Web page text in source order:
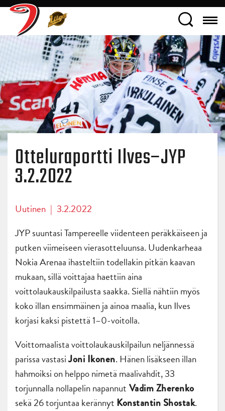
Otteluraportti Ilves–JYP
3.2.2022
Uutinen | 3.2.2022
JYP suuntasi Tampereelle viidenteen peräkkäiseen ja
putken viimeiseen vierasotteluunsa. Uudenkarheaa
Nokia Arenaa ihasteltiin todellakin pitkän kaavan
mukaan, sillä voittajaa haettiin aina
voittolaukauskilpailusta saakka. Siellä nähtiin myös
koko illan ensimmäinen ja ainoa maalia, kun Ilves
korjasi kaksi pistettä 1–0-voitolla.
Voittomaalista voittolaukauskilpailun neljännessä
parissa vastasiJoni Ikonen. Hänen lisäkseen illan
hahmoiksi on helppo nimetä maalivahdit, 33
torjunnalla nollapelin napannut Vadim Zherenko
sekä 26 torjuntaa kerännyt Konstantin Shostak.